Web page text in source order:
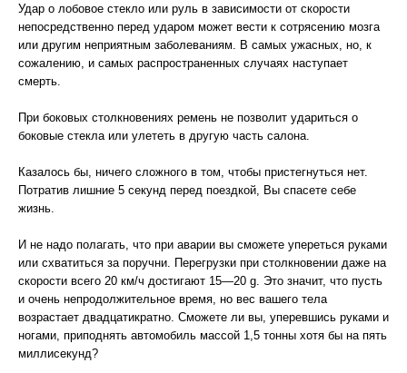
Удар о лобовое стекло или руль в зависимости от скорости
непосредственно перед ударом может вести к сотрясению мозга
или другим неприятным заболеваниям. В самых ужасных, но, к
сожалению, и самых распространенных случаях наступает
смерть.
При боковых столкновениях ремень не позволит удариться о
боковые стекла или улететь в другую часть салона.
Казалось бы, ничего сложного в том, чтобы пристегнуться нет.
Потратив лишние 5 секунд перед поездкой, Вы спасете себе
жизнь.
И не надо полагать, что при аварии вы сможете упереться руками
или схватиться за поручни. Перегрузки при столкновении даже на
скорости всего 20 км/ч достигают 15—20 g. Это значит, что пусть
и очень непродолжительное время, но вес вашего тела
возрастает двадцатикратно. Сможете ли вы, уперевшись руками и
ногами, приподнять автомобиль массой 1,5 тонны хотя бы на пять
миллисекунд?